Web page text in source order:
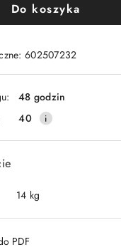
Do koszyka
602507232
Wyślij
48 godzin
40
14 kg
PDF